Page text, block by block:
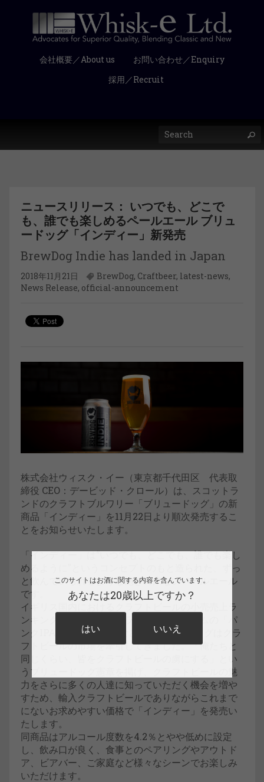
会社概要／About us
お問い合わせ／Enquiry
採用／Recruit
ニュースリリース： いつでも、どこで
も、誰でも楽しめるペールエール ブリュ
ードッグ「インディー」新発売
BrewDog Indie has landed in Japan
2018年11月21日 BrewDog, Craftbeer, latest-news,
News Release, official-announcement
株式会社ウィスク・イー（東京都千代田区 代表取
締役 CEO：デービッド・クロール）は、スコットラ
ンドのクラフトブルワリー「ブリュードッグ」の新
商品「インディー」を11月22日より順次発売するこ
とをお知らせいたします。
「インディー」は“いつでも、どこでも、誰でも楽し
めるように”というコンセプトのもと造られた、ずっ
と飲んでいられるような飽きの来ないペールエール
です。
イギリス国内におけるクラフトビールの小売売上ラ
ンキング
においてフラグシップアイテムの「パ
ンクIPA」 が1位に輝くなど、ブリュードッグはクラ
フトビールの市場を牽引してきました。「俺たちと
同じくらい、皆をクラフトビールの虜にする」とい
うブリュードッグ憲章を掲げ、クラフトビールの魅
力をさらに多くの人達に知っていただく機会を増や
すため、輸入クラフトビールでありながらこれまで
にないお求めやすい価格で「インディー」を発売い
たします。
同商品はアルコール度数を4.2％とやや低めに設定
し、飲み口が良く、食事とのペアリングやアウトド
ア、ビアバー、ご家庭など様々なシーンでお楽しみ
いただけます。
このサイトはお酒に関する内容を含んでいます。
あなたは20歳以上ですか？
はい いいえ